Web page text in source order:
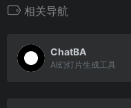
相关导航
ChatBA
AI幻灯片生成工具